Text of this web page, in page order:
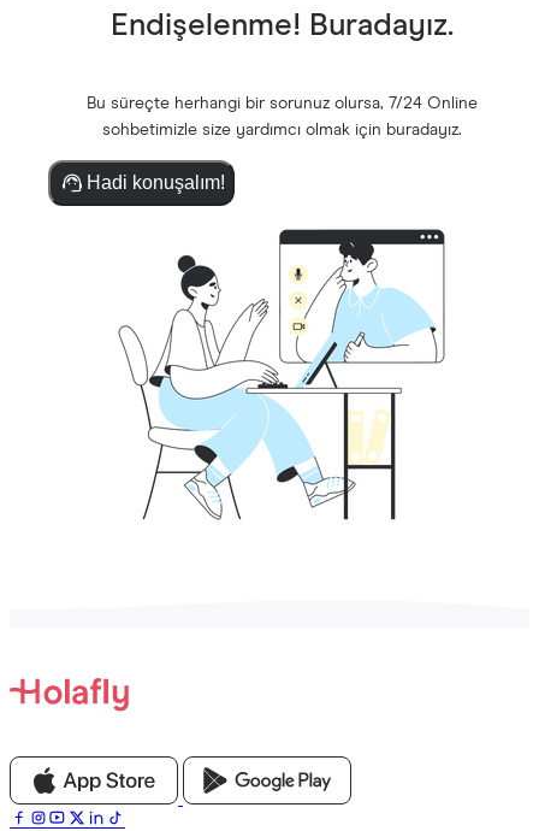
Endişelenme! Buradayız.
Bu süreçte herhangi bir sorunuz olursa, 7/24 Online
sohbetimizle size yardımcı olmak için buradayız.
Hadi konuşalım!